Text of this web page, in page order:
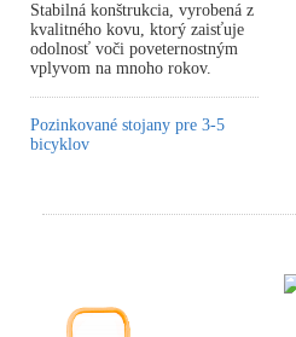
Stabilná konštrukcia, vyrobená z
kvalitného kovu, ktorý zaisťuje
odolnosť voči poveternostným
vplyvom na mnoho rokov.
Pozinkované stojany pre 3-5
bicyklov